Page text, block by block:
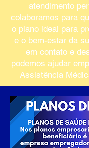
atendimento
colaboramos para
o plano ideal para
e o bem-estar da
em contato e
podemos ajudar
Assistência